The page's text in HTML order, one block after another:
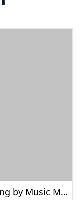
Sterling by Music Man Cutlass CT30HSS El Guitar pakke – Stealth Black